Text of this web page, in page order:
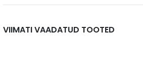
VIIMATI VAADATUD TOOTED